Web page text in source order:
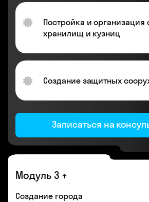
Постройка и организация
хранилищ и кузниц
Создание защитных
Записаться на
Модуль 3
Создание города